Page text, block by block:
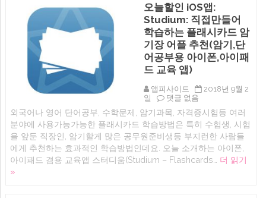
터
추
천
앱-
픽
셀
메
이
(Pixelmator
아
폰,
아
이
패
드
포
오늘할인 iOS앱:
Studium: 직접만들어
학습하는 플래시카드 암
기장 어플 추천(암기,단
어공부용 아이폰,아이패
드 교육 앱)
앱피사이드
2018년 9월 2
일
오
할
인
iOS
앱:
Studium:
직
댓글 없음
외국어나 영어 단어공부, 수학문제, 암기과목, 자격증시험등 여러
분야에 사용가능가능한 플래시카드 학습방법은 특히 수험생, 시험
을 앞둔 직장인, 암기할게 많은 공무원준비생등 부지런한 사람들
에게 추천하는 효과적인 학습방법인데요. 오늘 소개하는 아이폰,
아이패드 겸용 교육앱 스터디움(Studium – Flashcards… 더 읽기
»